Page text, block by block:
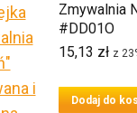
Zmywalnia
#DD01O
15,13 zł z
Dodaj do